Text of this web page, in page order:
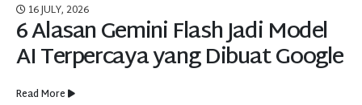
16 JULY, 2026
6 Alasan Gemini Flash Jadi Model
AI Terpercaya yang Dibuat Google
Read More